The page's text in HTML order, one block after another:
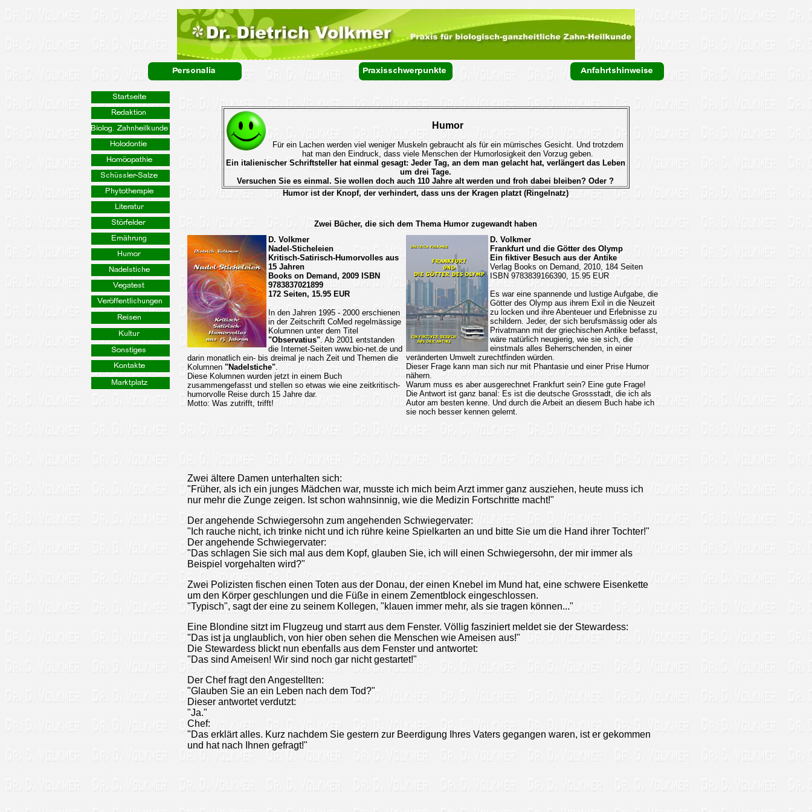
Humor
Für ein Lachen werden viel weniger Muskeln gebraucht als für ein mürrisches Gesicht. Und trotzdem
hat man den Eindruck, dass viele Menschen der Humorlosigkeit den Vorzug geben.
Ein italienischer Schriftsteller hat einmal gesagt: Jeder Tag, an dem man gelacht hat, verlängert das Leben
um drei Tage.
Versuchen Sie es einmal. Sie wollen doch auch 110 Jahre alt werden und froh dabei bleiben? Oder ?
Humor ist der Knopf, der verhindert, dass uns der Kragen platzt (Ringelnatz)
Zwei Bücher, die sich dem Thema Humor zugewandt haben
D. Volkmer
Nadel-Sticheleien
Kritisch-Satirisch-Humorvolles aus
15 Jahren
Books on Demand, 2009 ISBN
9783837021899
172 Seiten, 15.95 EUR
In den Jahren 1995 - 2000 erschienen
in der Zeitschrift CoMed regelmässige
Kolumnen unter dem Titel
"Observatius". Ab 2001 entstanden
die Internet-Seiten www.bio-net.de und
darin monatlich ein- bis dreimal je nach Zeit und Themen die
Kolumnen "Nadelstiche".
Diese Kolumnen wurden jetzt in einem Buch
zusammengefasst und stellen so etwas wie eine zeitkritisch-
humorvolle Reise durch 15 Jahre dar.
Motto: Was zutrifft, trifft!
D. Volkmer
Frankfurt und die Götter des Olymp
Ein fiktiver Besuch aus der Antike
Verlag Books on Demand, 2010, 184 Seiten
ISBN 9783839166390, 15.95 EUR
Es war eine spannende und lustige Aufgabe, die
Götter des Olymp aus ihrem Exil in die Neuzeit
zu locken und ihre Abenteuer und Erlebnisse zu
schildern. Jeder, der sich berufsmässig oder als
Privatmann mit der griechischen Antike befasst,
wäre natürlich neugierig, wie sie sich, die
einstmals alles Beherrschenden, in einer
veränderten Umwelt zurechtfinden würden.
Dieser Frage kann man sich nur mit Phantasie und einer Prise Humor
nähern.
Warum muss es aber ausgerechnet Frankfurt sein? Eine gute Frage!
Die Antwort ist ganz banal: Es ist die deutsche Grossstadt, die ich als
Autor am besten kenne. Und durch die Arbeit an diesem Buch habe ich
sie noch besser kennen gelernt.
Zwei ältere Damen unterhalten sich:
"Früher, als ich ein junges Mädchen war, musste ich mich beim Arzt immer ganz ausziehen, heute muss ich
nur mehr die Zunge zeigen. Ist schon wahnsinnig, wie die Medizin Fortschritte macht!"
Der angehende Schwiegersohn zum angehenden Schwiegervater:
"Ich rauche nicht, ich trinke nicht und ich rühre keine Spielkarten an und bitte Sie um die Hand ihrer Tochter!"
Der angehende Schwiegervater:
"Das schlagen Sie sich mal aus dem Kopf, glauben Sie, ich will einen Schwiegersohn, der mir immer als
Beispiel vorgehalten wird?"
Zwei Polizisten fischen einen Toten aus der Donau, der einen Knebel im Mund hat, eine schwere Eisenkette
um den Körper geschlungen und die Füße in einem Zementblock eingeschlossen.
"Typisch", sagt der eine zu seinem Kollegen, "klauen immer mehr, als sie tragen können..."
Eine Blondine sitzt im Flugzeug und starrt aus dem Fenster. Völlig fasziniert meldet sie der Stewardess:
"Das ist ja unglaublich, von hier oben sehen die Menschen wie Ameisen aus!"
Die Stewardess blickt nun ebenfalls aus dem Fenster und antwortet:
"Das sind Ameisen! Wir sind noch gar nicht gestartet!"
Der Chef fragt den Angestellten:
"Glauben Sie an ein Leben nach dem Tod?"
Dieser antwortet verdutzt:
"Ja."
Chef:
"Das erklärt alles. Kurz nachdem Sie gestern zur Beerdigung Ihres Vaters gegangen waren, ist er gekommen
und hat nach Ihnen gefragt!"